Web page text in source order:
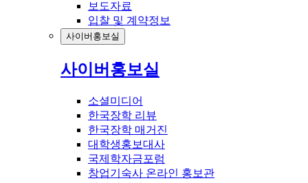
보도자료
입찰 및 계약정보
사이버홍보실
사이버홍보실
소셜미디어
한국장학 리뷰
한국장학 매거진
대학생홍보대사
국제학자금포럼
창업기숙사 온라인 홍보관